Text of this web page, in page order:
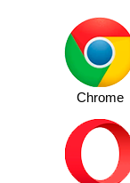
Chrome